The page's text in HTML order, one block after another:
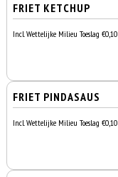
FRIET KETCHUP
Incl. Wettelijke Milieu Toeslag €0,10
FRIET PINDASAUS
Incl. Wettelijke Milieu Toeslag €0,10